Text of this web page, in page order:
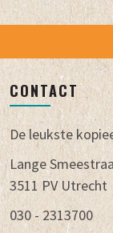
CONTACT
De leukste
Lange
3511 PV Utrecht
030 - 2313700